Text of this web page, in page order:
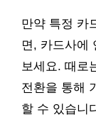
만약 특정 카
면, 카드사에
보세요. 때로
전환을 통해
할 수 있습니